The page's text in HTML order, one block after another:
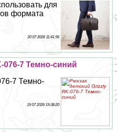
для
формата
20 07 2026 11:41:56
076-7 Темно-синий
7 Темно-
19 07 2026 19:38:20